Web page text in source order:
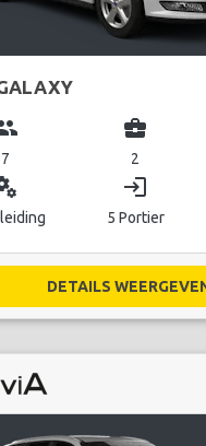
7
business_center
2
login
5 Portier
DETAILS